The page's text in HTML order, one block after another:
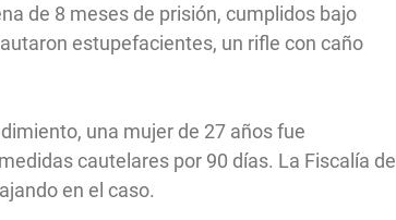
de 8 meses de prisión, cumplidos bajo
estupefacientes, un rifle con caño
una mujer de 27 años fue
cautelares por 90 días. La Fiscalía de
en el caso.